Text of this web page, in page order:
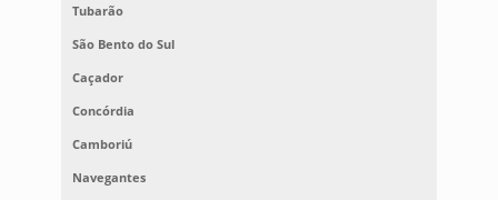
Tubarão
São Bento do Sul
Caçador
Concórdia
Camboriú
Navegantes